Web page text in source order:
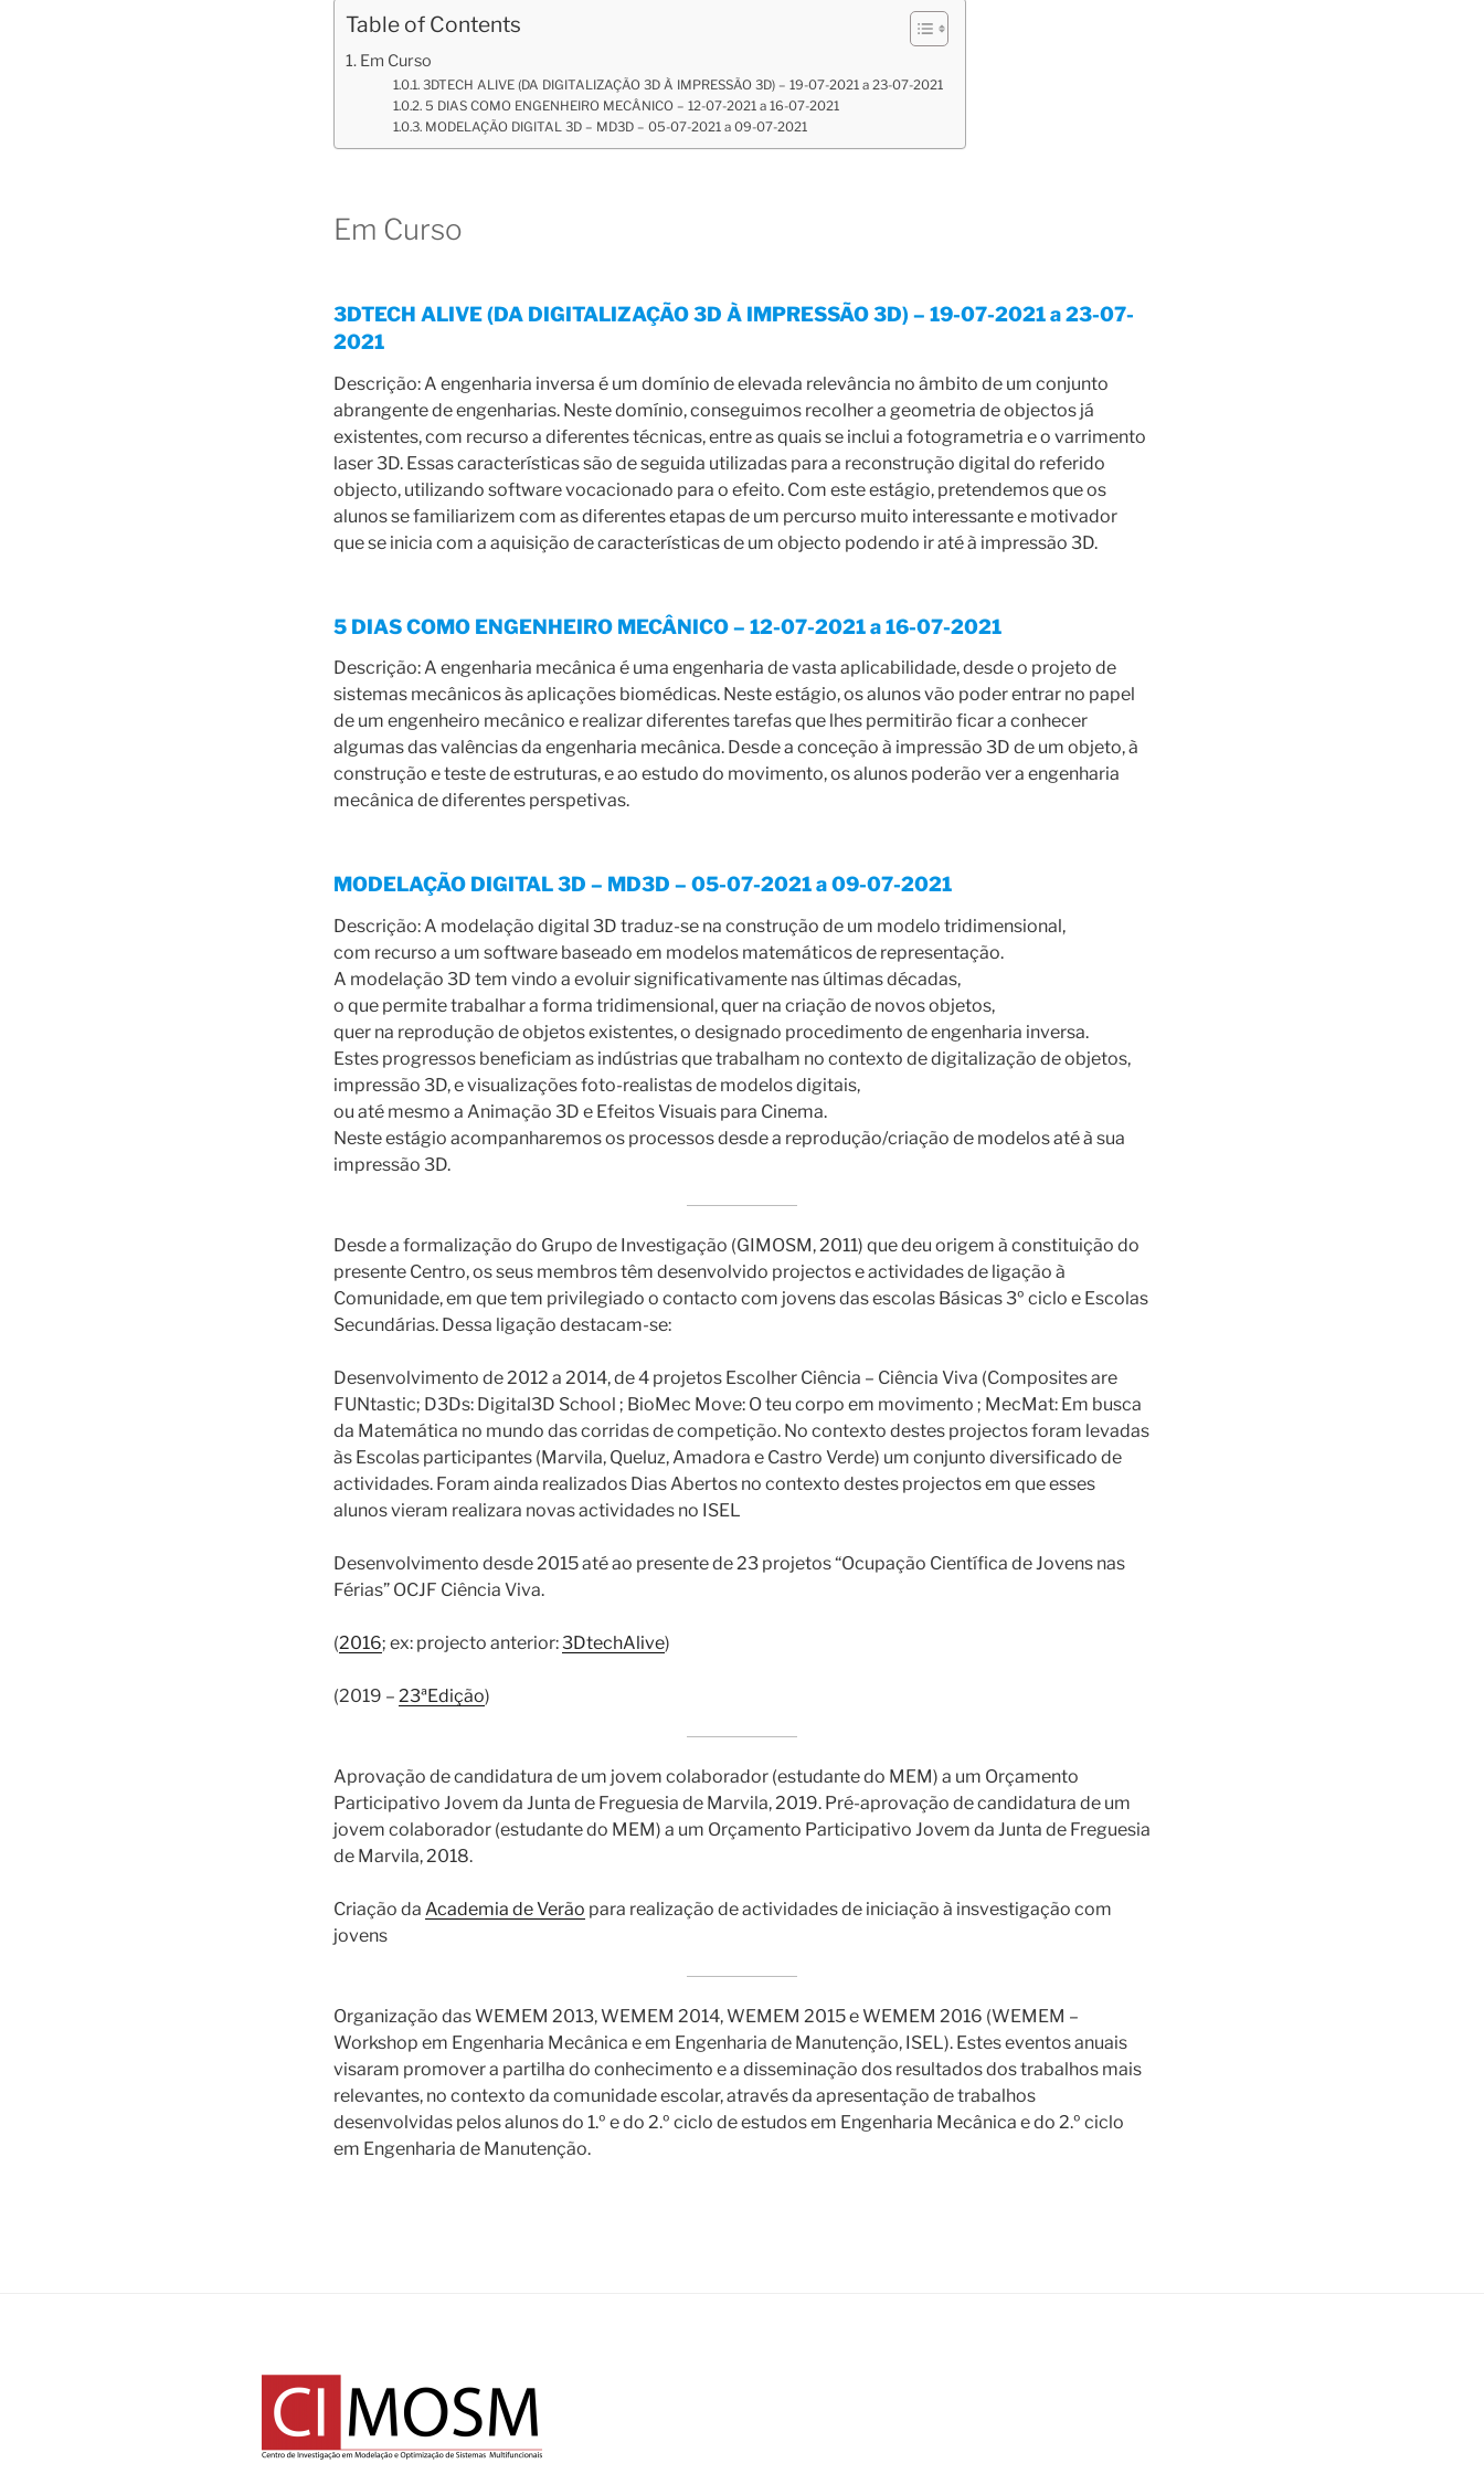
Table of Contents
Em Curso
3DTECH ALIVE (DA DIGITALIZAÇÃO 3D À IMPRESSÃO 3D) – 19-07-2021 a 23-07-2021
5 DIAS COMO ENGENHEIRO MECÂNICO – 12-07-2021 a 16-07-2021
MODELAÇÃO DIGITAL 3D – MD3D – 05-07-2021 a 09-07-2021
Em Curso
3DTECH ALIVE (DA DIGITALIZAÇÃO 3D À IMPRESSÃO 3D) – 19-07-2021 a 23-07-
2021
Descrição: A engenharia inversa é um domínio de elevada relevância no âmbito de um conjunto
abrangente de engenharias. Neste domínio, conseguimos recolher a geometria de objectos já
existentes, com recurso a diferentes técnicas, entre as quais se inclui a fotogrametria e o varrimento
laser 3D. Essas características são de seguida utilizadas para a reconstrução digital do referido
objecto, utilizando software vocacionado para o efeito. Com este estágio, pretendemos que os
alunos se familiarizem com as diferentes etapas de um percurso muito interessante e motivador
que se inicia com a aquisição de características de um objecto podendo ir até à impressão 3D.
5 DIAS COMO ENGENHEIRO MECÂNICO – 12-07-2021 a 16-07-2021
Descrição: A engenharia mecânica é uma engenharia de vasta aplicabilidade, desde o projeto de
sistemas mecânicos às aplicações biomédicas. Neste estágio, os alunos vão poder entrar no papel
de um engenheiro mecânico e realizar diferentes tarefas que lhes permitirão ficar a conhecer
algumas das valências da engenharia mecânica. Desde a conceção à impressão 3D de um objeto, à
construção e teste de estruturas, e ao estudo do movimento, os alunos poderão ver a engenharia
mecânica de diferentes perspetivas.
MODELAÇÃO DIGITAL 3D – MD3D – 05-07-2021 a 09-07-2021
Descrição: A modelação digital 3D traduz-se na construção de um modelo tridimensional,
com recurso a um software baseado em modelos matemáticos de representação.
A modelação 3D tem vindo a evoluir significativamente nas últimas décadas,
o que permite trabalhar a forma tridimensional, quer na criação de novos objetos,
quer na reprodução de objetos existentes, o designado procedimento de engenharia inversa.
Estes progressos beneficiam as indústrias que trabalham no contexto de digitalização de objetos,
impressão 3D, e visualizações foto-realistas de modelos digitais,
ou até mesmo a Animação 3D e Efeitos Visuais para Cinema.
Neste estágio acompanharemos os processos desde a reprodução/criação de modelos até à sua
impressão 3D.
Desde a formalização do Grupo de Investigação (GIMOSM, 2011) que deu origem à constituição do
presente Centro, os seus membros têm desenvolvido projectos e actividades de ligação à
Comunidade, em que tem privilegiado o contacto com jovens das escolas Básicas 3º ciclo e Escolas
Secundárias. Dessa ligação destacam-se:
Desenvolvimento de 2012 a 2014, de 4 projetos Escolher Ciência – Ciência Viva (Composites are
FUNtastic; D3Ds: Digital3D School ; BioMec Move: O teu corpo em movimento ; MecMat: Em busca
da Matemática no mundo das corridas de competição. No contexto destes projectos foram levadas
às Escolas participantes (Marvila, Queluz, Amadora e Castro Verde) um conjunto diversificado de
actividades. Foram ainda realizados Dias Abertos no contexto destes projectos em que esses
alunos vieram realizara novas actividades no ISEL
Desenvolvimento desde 2015 até ao presente de 23 projetos “Ocupação Científica de Jovens nas
Férias” OCJF Ciência Viva.
(2016; ex: projecto anterior:3DtechAlive)
(2019 – 23ªEdição)
Aprovação de candidatura de um jovem colaborador (estudante do MEM) a um Orçamento
Participativo Jovem da Junta de Freguesia de Marvila, 2019. Pré-aprovação de candidatura de um
jovem colaborador (estudante do MEM) a um Orçamento Participativo Jovem da Junta de Freguesia
de Marvila, 2018.
Criação da Academia de Verão para realização de actividades de iniciação à insvestigação com
jovens
Organização das WEMEM 2013, WEMEM 2014, WEMEM 2015 e WEMEM 2016 (WEMEM –
Workshop em Engenharia Mecânica e em Engenharia de Manutenção, ISEL). Estes eventos anuais
visaram promover a partilha do conhecimento e a disseminação dos resultados dos trabalhos mais
relevantes, no contexto da comunidade escolar, através da apresentação de trabalhos
desenvolvidas pelos alunos do 1.º e do 2.º ciclo de estudos em Engenharia Mecânica e do 2.º ciclo
em Engenharia de Manutenção.